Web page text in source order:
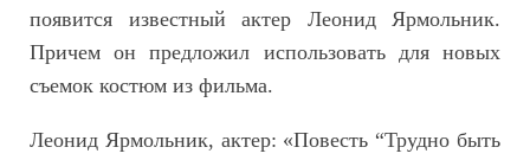
появится известный актер Леонид Ярмольник.
Причем он предложил использовать для новых
съемок костюм из фильма.
Леонид Ярмольник, актер: «Повесть “Трудно быть